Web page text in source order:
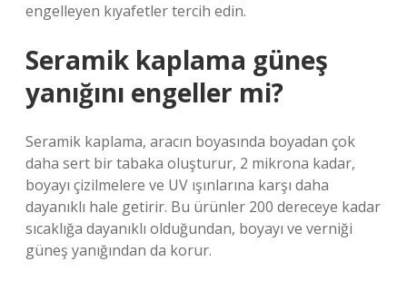
engelleyen kıyafetler tercih edin.
Seramik kaplama güneş
yanığını engeller mi?
Seramik kaplama, aracın boyasında boyadan çok
daha sert bir tabaka oluşturur, 2 mikrona kadar,
boyayı çizilmelere ve UV ışınlarına karşı daha
dayanıklı hale getirir. Bu ürünler 200 dereceye kadar
sıcaklığa dayanıklı olduğundan, boyayı ve verniği
güneş yanığından da korur.